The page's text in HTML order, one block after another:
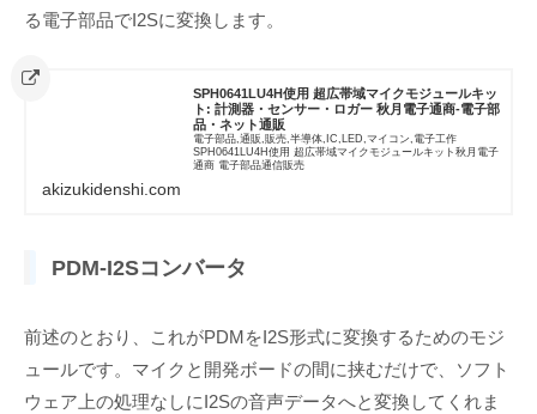
る電子部品でI2Sに変換します。
SPH0641LU4H使用 超広帯域マイクモジュールキッ
ト: 計測器・センサー・ロガー 秋月電子通商-電子部
品・ネット通販
電子部品,通販,販売,半導体,IC,LED,マイコン,電子工作
SPH0641LU4H使用 超広帯域マイクモジュールキット秋月電子
通商 電子部品通信販売
akizukidenshi.com
PDM-I2Sコンバータ
前述のとおり、これがPDMをI2S形式に変換するためのモジ
ュールです。マイクと開発ボードの間に挟むだけで、ソフト
ウェア上の処理なしにI2Sの音声データへと変換してくれま